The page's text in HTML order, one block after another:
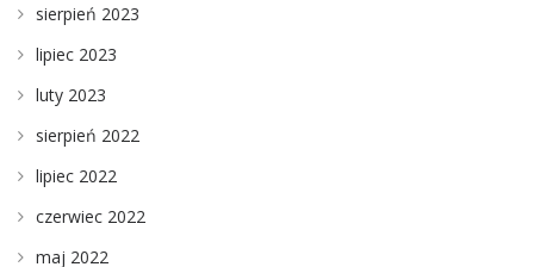
sierpień 2023
lipiec 2023
luty 2023
sierpień 2022
lipiec 2022
czerwiec 2022
maj 2022